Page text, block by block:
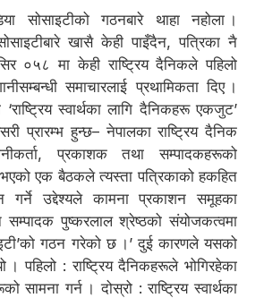
सोसाइटीको गठनबारे थाहा नहोला ।
खासै केही पाइँदैन, पत्रिका नै
०५८ मा केही राष्ट्रिय दैनिकले पहिलो
समाचारलाई प्रथामिकता दिए ।
‘राष्ट्रिय स्वार्थका लागि दैनिकहरू एकजुट’
प्रारम्भ हुन्छ– नेपालका राष्ट्रिय दैनिक
प्रकाशक तथा सम्पादकहरूको
भएको एक बैठकले त्यस्ता पत्रिकाको हकहित
गर्ने उद्देश्यले कामना प्रकाशन समूहका
पुष्करलाल श्रेष्ठको संयोजकत्वमा
गठन गरेको छ ।’ दुई कारणले यसको
। पहिलो : राष्ट्रिय दैनिकहरूले भोगिरहेका
सामना गर्न । दोस्रो : राष्ट्रिय स्वार्थका